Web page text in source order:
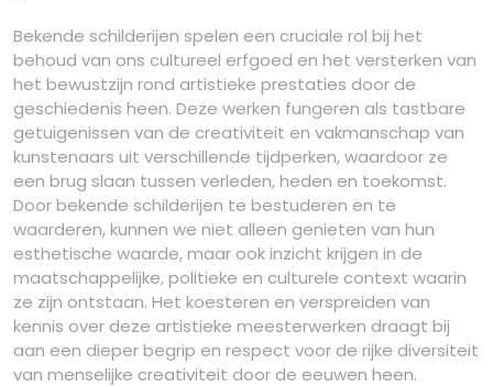
Bekende schilderijen spelen een cruciale rol bij het
behoud van ons cultureel erfgoed en het versterken van
het bewustzijn rond artistieke prestaties door de
geschiedenis heen. Deze werken fungeren als tastbare
getuigenissen van de creativiteit en vakmanschap van
kunstenaars uit verschillende tijdperken, waardoor ze
een brug slaan tussen verleden, heden en toekomst.
Door bekende schilderijen te bestuderen en te
waarderen, kunnen we niet alleen genieten van hun
esthetische waarde, maar ook inzicht krijgen in de
maatschappelijke, politieke en culturele context waarin
ze zijn ontstaan. Het koesteren en verspreiden van
kennis over deze artistieke meesterwerken draagt bij
aan een dieper begrip en respect voor de rijke diversiteit
van menselijke creativiteit door de eeuwen heen.